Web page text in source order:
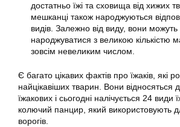
достатньо їжі та сховища від хижих
мешканці також народжуються
видів. Залежно від виду, вони можуть
народжуватися з великою кількістю
зовсім невеликим числом.
Є багато цікавих фактів про їжаків, які
найцікавіших тварин. Вони відносяться
їжакових і сьогодні налічується 24 види
колючий панцир, який використовують
ворогів.